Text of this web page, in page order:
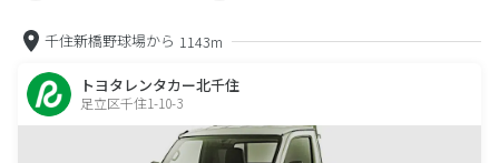
千住新橋野球場から 1143m
トヨタレンタカー北千住
足立区千住1-10-3